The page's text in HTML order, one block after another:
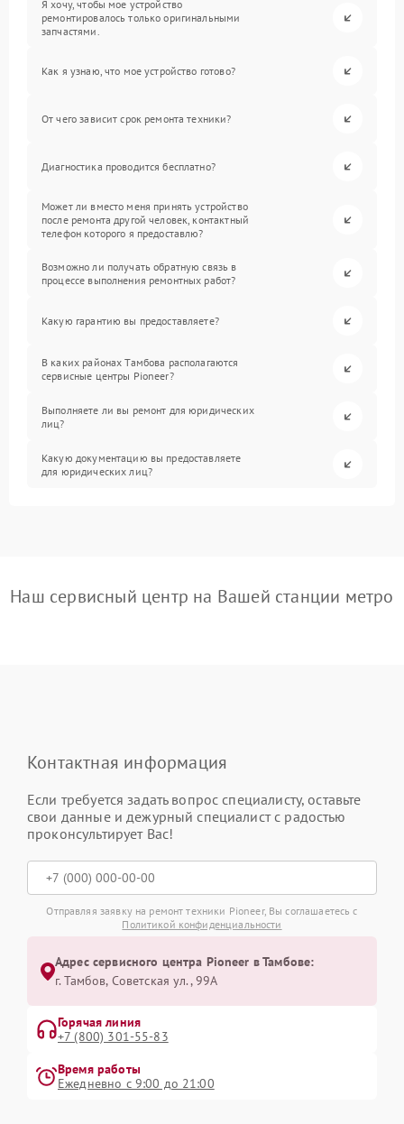
Я хочу, чтобы мое устройство
ремонтировалось только оригинальными
запчастями.
Как я узнаю, что мое устройство готово?
От чего зависит срок ремонта техники?
Диагностика проводится бесплатно?
Может ли вместо меня принять устройство
после ремонта другой человек, контактный
телефон которого я предоставлю?
Возможно ли получать обратную связь в
процессе выполнения ремонтных работ?
Какую гарантию вы предоставляете?
В каких районах Тамбова располагаются
сервисные центры Pioneer?
Выполняете ли вы ремонт для юридических
лиц?
Какую документацию вы предоставляете
для юридических лиц?
Наш сервисный центр на Вашей станции метро
Контактная информация
Если требуется задать вопрос специалисту, оставьте
свои данные и дежурный специалист с радостью
проконсультирует Вас!
Отправляя заявку на ремонт техники Pioneer, Вы соглашаетесь с
Политикой конфиденциальности
Адрес сервисного центра Pioneer в Тамбове:
г. Тамбов, Советская ул., 99А
Горячая линия
+7 (800) 301-55-83
Время работы
Ежедневно с 9:00 до 21:00